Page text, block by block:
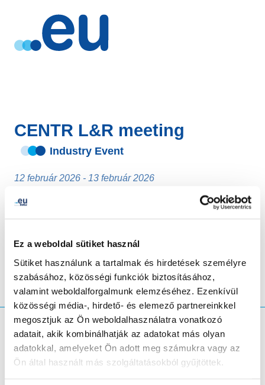
Ez a weboldal sütiket használ
Sütiket használunk a tartalmak és hirdetések személyre
szabásához, közösségi funkciók biztosításához,
valamint weboldalforgalmunk elemzéséhez. Ezenkívül
közösségi média-, hirdető- és elemező partnereinkkel
megosztjuk az Ön weboldalhasználatra vonatkozó
adatait, akik kombinálhatják az adatokat más olyan
adatokkal, amelyeket Ön adott meg számukra vagy az
Ön által használt más szolgáltatásokból gyűjtöttek.
CENTR L&R meeting
Industry Event
12 február 2026 - 13 február 2026
Mit keres?
Keresési lekérdezés